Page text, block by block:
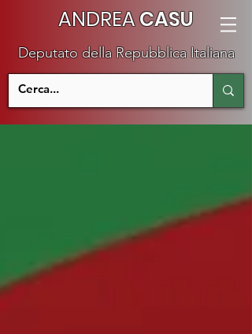
ANDREACASU
Deputato della Repubblica Italiana